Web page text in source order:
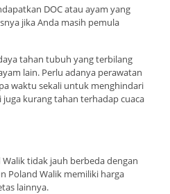
DOC atau ayam yang
jika Anda masih pemula
tahan tubuh yang terbilang
lain. Perlu adanya perawatan
waktu sekali untuk menghindari
kurang tahan terhadap cuaca
tidak jauh berbeda dengan
Poland Walik memiliki harga
lainnya.